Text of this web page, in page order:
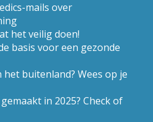
mails over
het veilig doen!
basis voor een gezonde
buitenland? Wees op je
in 2025? Check of